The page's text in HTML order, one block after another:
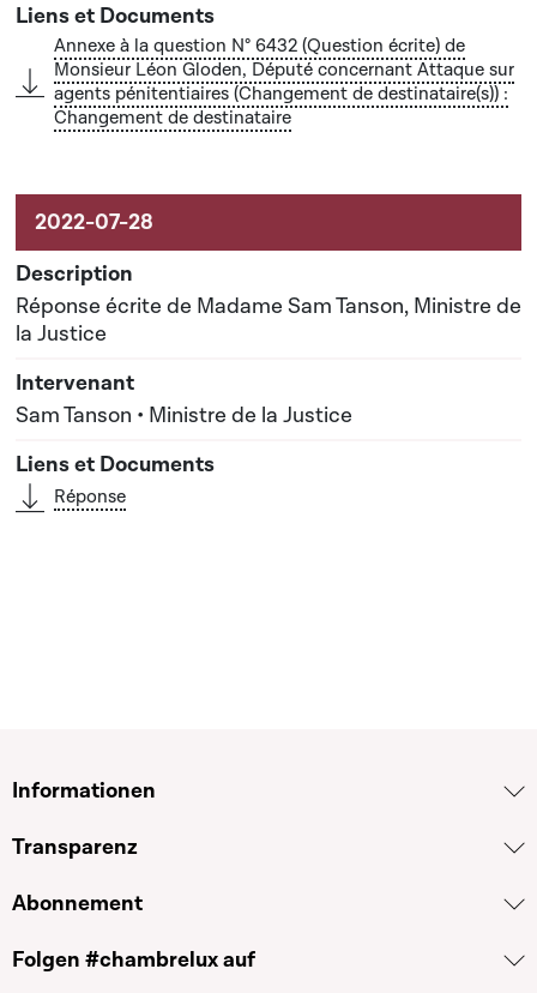
Annexe à la question N° 6432 (Question écrite) de
Monsieur Léon Gloden, Député concernant Attaque sur
agents pénitentiaires (Changement de destinataire(s)) :
Changement de destinataire
Réponse écrite de Madame Sam Tanson, Ministre de
la Justice
Sam Tanson • Ministre de la Justice
Réponse
Informationen
Transparenz
Abonnement
Folgen #chambrelux auf